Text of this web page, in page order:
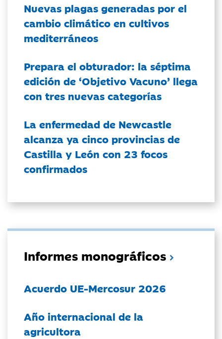
Nuevas plagas generadas por el
cambio climático en cultivos
mediterráneos
Prepara el obturador: la séptima
edición de ‘Objetivo Vacuno’ llega
con tres nuevas categorías
La enfermedad de Newcastle
alcanza ya cinco provincias de
Castilla y León con 23 focos
confirmados
Informes monográficos
Acuerdo UE-Mercosur 2026
Año internacional de la
agricultora